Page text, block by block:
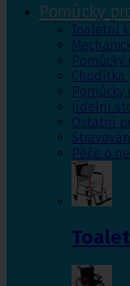
Pomůcky
Toaletní
Pomůcky
Chodítka
Pomůcky
Jídelní
Ostatní
Péče o